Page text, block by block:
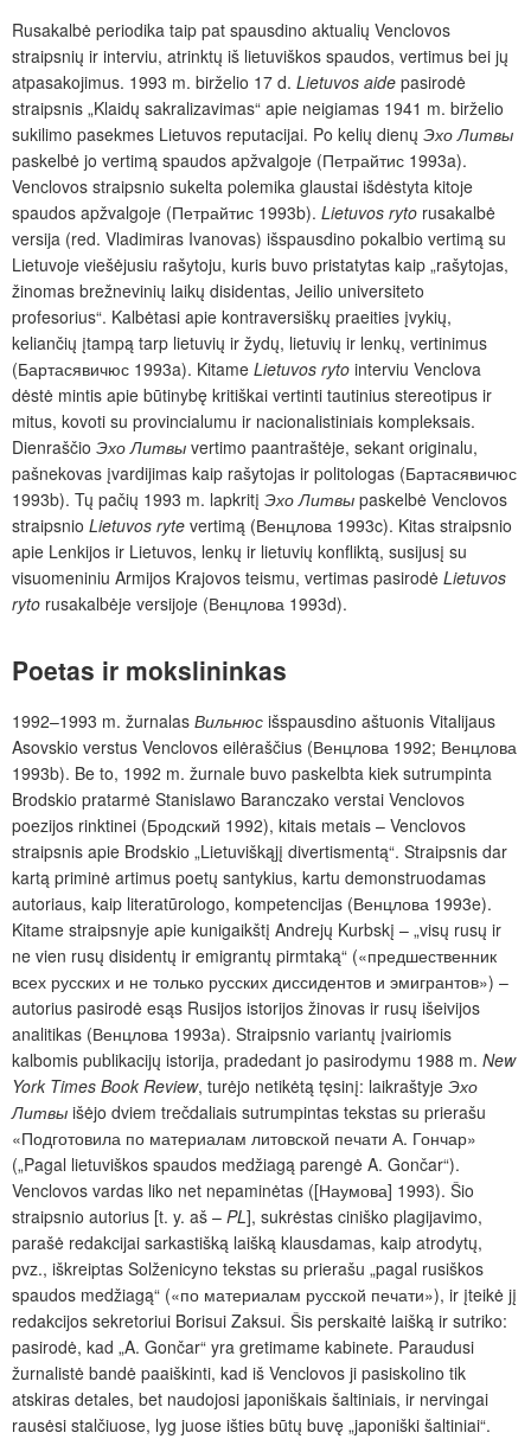
Rusakalbė periodika taip pat spausdino aktualių Venclovos
straipsnių ir interviu, atrinktų iš lietuviškos spaudos, vertimus bei jų
atpasakojimus. 1993 m. birželio 17 d. Lietuvos aide pasirodė
straipsnis „Klaidų sakralizavimas“ apie neigiamas 1941 m. birželio
sukilimo pasekmes Lietuvos reputacijai. Po kelių dienų Эхо Литвы
paskelbė jo vertimą spaudos apžvalgoje (Петрайтис 1993a).
Venclovos straipsnio sukelta polemika glaustai išdėstyta kitoje
spaudos apžvalgoje (Петрайтис 1993b). Lietuvos ryto rusakalbė
versija (red. Vladimiras Ivanovas) išspausdino pokalbio vertimą su
Lietuvoje viešėjusiu rašytoju, kuris buvo pristatytas kaip „rašytojas,
žinomas brežnevinių laikų disidentas, Jeilio universiteto
profesorius“. Kalbėtasi apie kontraversiškų praeities įvykių,
keliančių įtampą tarp lietuvių ir žydų, lietuvių ir lenkų, vertinimus
(Бартасявичюс 1993a). Kitame Lietuvos ryto interviu Venclova
dėstė mintis apie būtinybę kritiškai vertinti tautinius stereotipus ir
mitus, kovoti su provincialumu ir nacionalistiniais kompleksais.
Dienraščio Эхо Литвы vertimo paantraštėje, sekant originalu,
pašnekovas įvardijimas kaip rašytojas ir politologas (Бартасявичюс
1993b). Tų pačių 1993 m. lapkritį Эхо Литвы paskelbė Venclovos
straipsnio Lietuvos ryte vertimą (Венцлова 1993c). Kitas straipsnio
apie Lenkijos ir Lietuvos, lenkų ir lietuvių konfliktą, susijusį su
visuomeniniu Armijos Krajovos teismu, vertimas pasirodė Lietuvos
ryto rusakalbėje versijoje (Венцлова 1993d).
Poetas ir mokslininkas
1992–1993 m. žurnalas Вильнюс išspausdino aštuonis Vitalijaus
Asovskio verstus Venclovos eilėraščius (Венцлова 1992; Венцлова
1993b). Be to, 1992 m. žurnale buvo paskelbta kiek sutrumpinta
Brodskio pratarmė Stanislawo Baranczako verstai Venclovos
poezijos rinktinei (Бродский 1992), kitais metais – Venclovos
straipsnis apie Brodskio „Lietuviškąjį divertismentą“. Straipsnis dar
kartą priminė artimus poetų santykius, kartu demonstruodamas
autoriaus, kaip literatūrologo, kompetencijas (Венцлова 1993e).
Kitame straipsnyje apie kunigaikštį Andrejų Kurbskį – „visų rusų ir
ne vien rusų disidentų ir emigrantų pirmtaką“ («предшественник
всех русских и не только русских диссидентов и эмигрантов») –
autorius pasirodė esąs Rusijos istorijos žinovas ir rusų išeivijos
analitikas (Венцлова 1993a). Straipsnio variantų įvairiomis
kalbomis publikacijų istorija, pradedant jo pasirodymu 1988 m. New
York Times Book Review, turėjo netikėtą tęsinį: laikraštyje Эхо
Литвы išėjo dviem trečdaliais sutrumpintas tekstas su prierašu
«Подготовила по материалам литовской печати А. Гончар»
(„Pagal lietuviškos spaudos medžiagą parengė A. Gončar“).
Venclovos vardas liko net nepaminėtas ([Наумова] 1993). Šio
straipsnio autorius [t. y. aš – PL], sukrėstas ciniško plagijavimo,
parašė redakcijai sarkastišką laišką klausdamas, kaip atrodytų,
pvz., iškreiptas Solženicyno tekstas su prierašu „pagal rusiškos
spaudos medžiagą“ («по материалам русской печати»), ir įteikė jį
redakcijos sekretoriui Borisui Zaksui. Šis perskaitė laišką ir sutriko:
pasirodė, kad „A. Gončar“ yra gretimame kabinete. Paraudusi
žurnalistė bandė paaiškinti, kad iš Venclovos ji pasiskolino tik
atskiras detales, bet naudojosi japoniškais šaltiniais, ir nervingai
rausėsi stalčiuose, lyg juose išties būtų buvę „japoniški šaltiniai“.